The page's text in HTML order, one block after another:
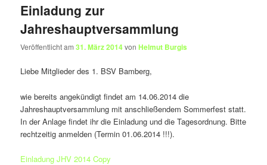
Einladung zur
Jahreshauptversammlung
Veröffentlicht am31. März 2014vonHelmut Burgis
Liebe Mitglieder des 1. BSV Bamberg,
wie bereits angekündigt findet am 14.06.2014 die
Jahreshauptversammlung mit anschließendem Sommerfest statt.
In der Anlage findet ihr die Einladung und die Tagesordnung. Bitte
rechtzeitig anmelden (Termin 01.06.2014 !!!).
Einladung JHV 2014 Copy